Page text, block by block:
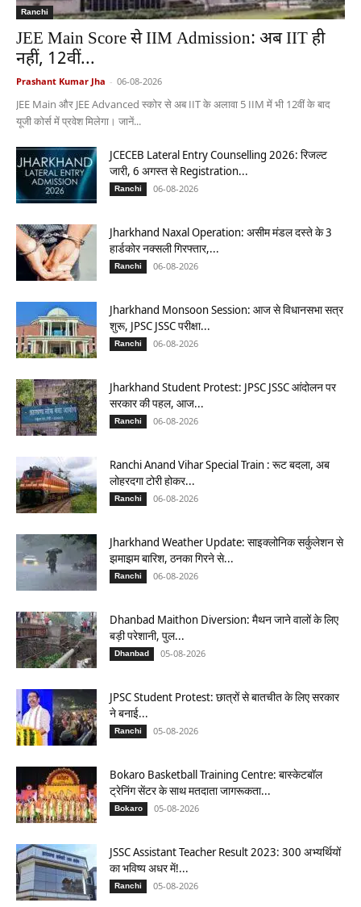
Ranchi
JEE Main Score से IIM Admission: अब IIT ही
नहीं, 12वीं...
Prashant Kumar Jha - 06-08-2026
JEE Main और JEE Advanced स्कोर से अब IIT के अलावा 5 IIM में भी 12वीं के बाद
यूजी कोर्स में प्रवेश मिलेगा। जानें...
JCECEB Lateral Entry Counselling 2026: रिजल्ट
जारी, 6 अगस्त से Registration...
Ranchi 06-08-2026
Jharkhand Naxal Operation: असीम मंडल दस्ते के 3
हार्डकोर नक्सली गिरफ्तार,...
Ranchi 06-08-2026
Jharkhand Monsoon Session: आज से विधानसभा सत्र
शुरू, JPSC JSSC परीक्षा...
Ranchi 06-08-2026
Jharkhand Student Protest: JPSC JSSC आंदोलन पर
सरकार की पहल, आज...
Ranchi 06-08-2026
Ranchi Anand Vihar Special Train : रूट बदला, अब
लोहरदगा टोरी होकर...
Ranchi 06-08-2026
Jharkhand Weather Update: साइक्लोनिक सर्कुलेशन से
झमाझम बारिश, ठनका गिरने से...
Ranchi 06-08-2026
Dhanbad Maithon Diversion: मैथन जाने वालों के लिए
बड़ी परेशानी, पुल...
Dhanbad 05-08-2026
JPSC Student Protest: छात्रों से बातचीत के लिए सरकार
ने बनाई...
Ranchi 05-08-2026
Bokaro Basketball Training Centre: बास्केटबॉल
ट्रेनिंग सेंटर के साथ मतदाता जागरूकता...
Bokaro 05-08-2026
JSSC Assistant Teacher Result 2023: 300 अभ्यर्थियों
का भविष्य अधर में!...
Ranchi 05-08-2026